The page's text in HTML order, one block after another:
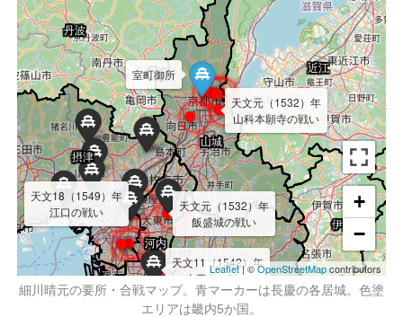
摂津
山城
河内
近江
伊賀
丹波
天文元（1532）年
飯盛城の戦い
天文元（1532）年
山科本願寺の戦い
天文11（1542）年
太平寺の戦い
天文18（1549）年
江口の戦い
室町御所
+
−
Leaflet| ©OpenStreetMapcontributors
細川晴元の要所・合戦マップ。青マーカーは長慶の各居城。色塗
エリアは畿内5か国。